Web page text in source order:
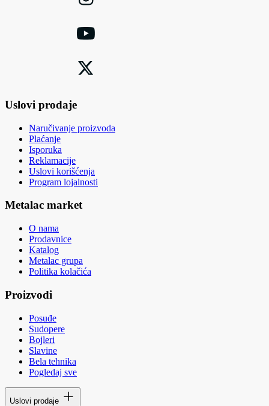
Uslovi prodaje
Naručivanje proizvoda
Plaćanje
Isporuka
Reklamacije
Uslovi korišćenja
Program lojalnosti
Metalac market
O nama
Prodavnice
Katalog
Metalac grupa
Politika kolačića
Proizvodi
Posuđe
Sudopere
Bojleri
Slavine
Bela tehnika
Pogledaj sve
Uslovi prodaje